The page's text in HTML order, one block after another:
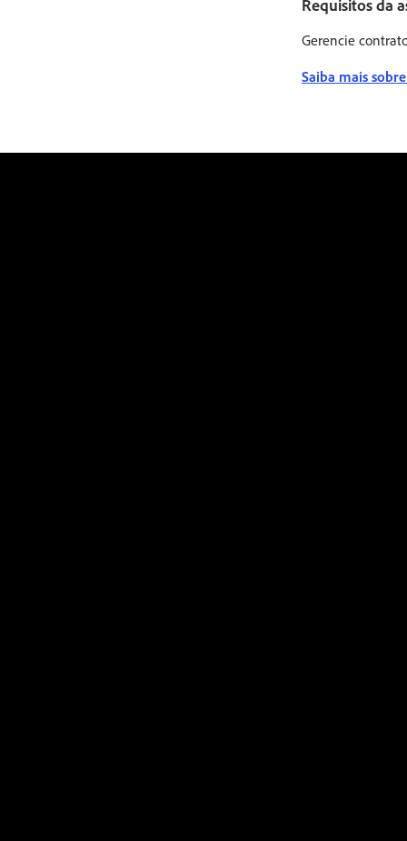
Requisitos da
Gerencie
Saiba mais